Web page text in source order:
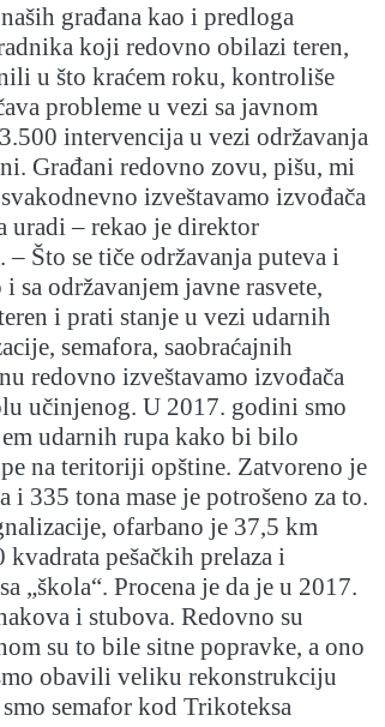
građana kao i predloga
koji redovno obilazi teren,
u što kraćem roku, kontroliše
probleme u vezi sa javnom
intervencija u vezi održavanja
Građani redovno zovu, pišu, mi
izveštavamo izvođača
uradi – rekao je direktor
Što se tiče održavanja puteva i
sa održavanjem javne rasvete,
i prati stanje u vezi udarnih
semafora, saobraćajnih
redovno izveštavamo izvođača
učinjenog. U 2017. godini smo
udarnih rupa kako bi bilo
na teritoriji opštine. Zatvoreno je
335 tona mase je potrošeno za to.
ofarbano je 37,5 km
pešačkih prelaza i
„škola“. Procena je da je u 2017.
i stubova. Redovno su
su to bile sitne popravke, a ono
obavili veliku rekonstrukciju
semafor kod Trikoteksa